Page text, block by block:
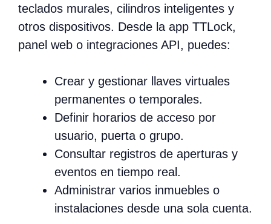
teclados murales, cilindros inteligentes y
otros dispositivos. Desde la app TTLock,
panel web o integraciones API, puedes:
Crear y gestionar llaves virtuales
permanentes o temporales.
Definir horarios de acceso por
usuario, puerta o grupo.
Consultar registros de aperturas y
eventos en tiempo real.
Administrar varios inmuebles o
instalaciones desde una sola cuenta.